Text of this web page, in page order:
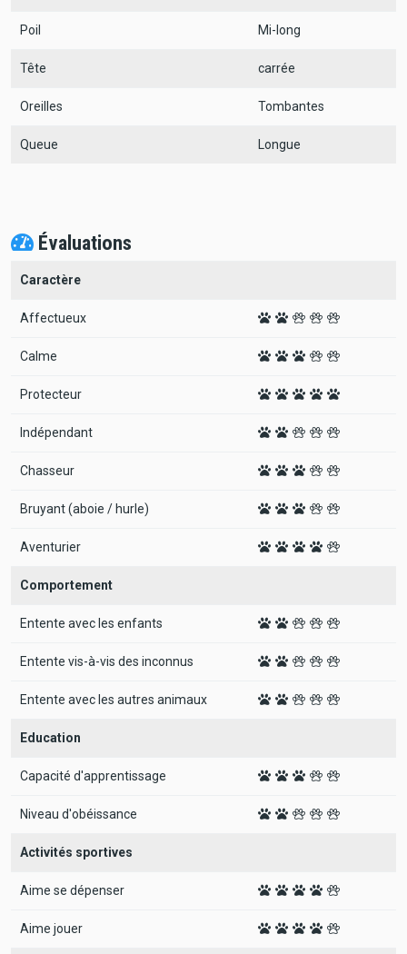
Poil Mi-long
Tête carrée
Oreilles Tombantes
Queue Longue
Évaluations
Caractère
Affectueux
Calme
Protecteur
Indépendant
Chasseur
Bruyant (aboie / hurle)
Aventurier
Comportement
Entente avec les enfants
Entente vis-à-vis des inconnus
Entente avec les autres animaux
Education
Capacité d'apprentissage
Niveau d'obéissance
Activités sportives
Aime se dépenser
Aime jouer